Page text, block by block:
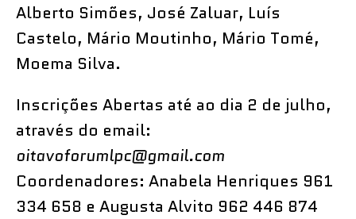
Alberto Simões, José Zaluar, Luís
Castelo, Mário Moutinho, Mário Tomé,
Moema Silva.
Inscrições Abertas até ao dia 2 de julho,
através do email:
oitavoforumlpc@gmail.com
Coordenadores: Anabela Henriques 961
334 658 e Augusta Alvito 962 446 874